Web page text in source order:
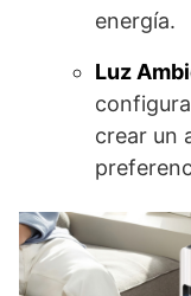
energía.
Luz
crear un